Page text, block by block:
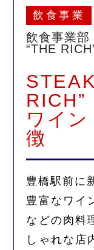
飲食事業
飲食事業
“THE
RICH”
ワイ
徴
豊橋駅前に
豊富なワイ
などの肉料
しゃれな店